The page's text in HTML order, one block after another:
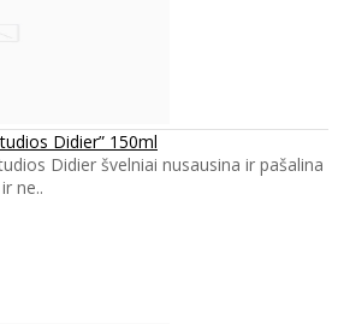
Didier” 150ml
Didier švelniai nusausina ir pašalina
ne..